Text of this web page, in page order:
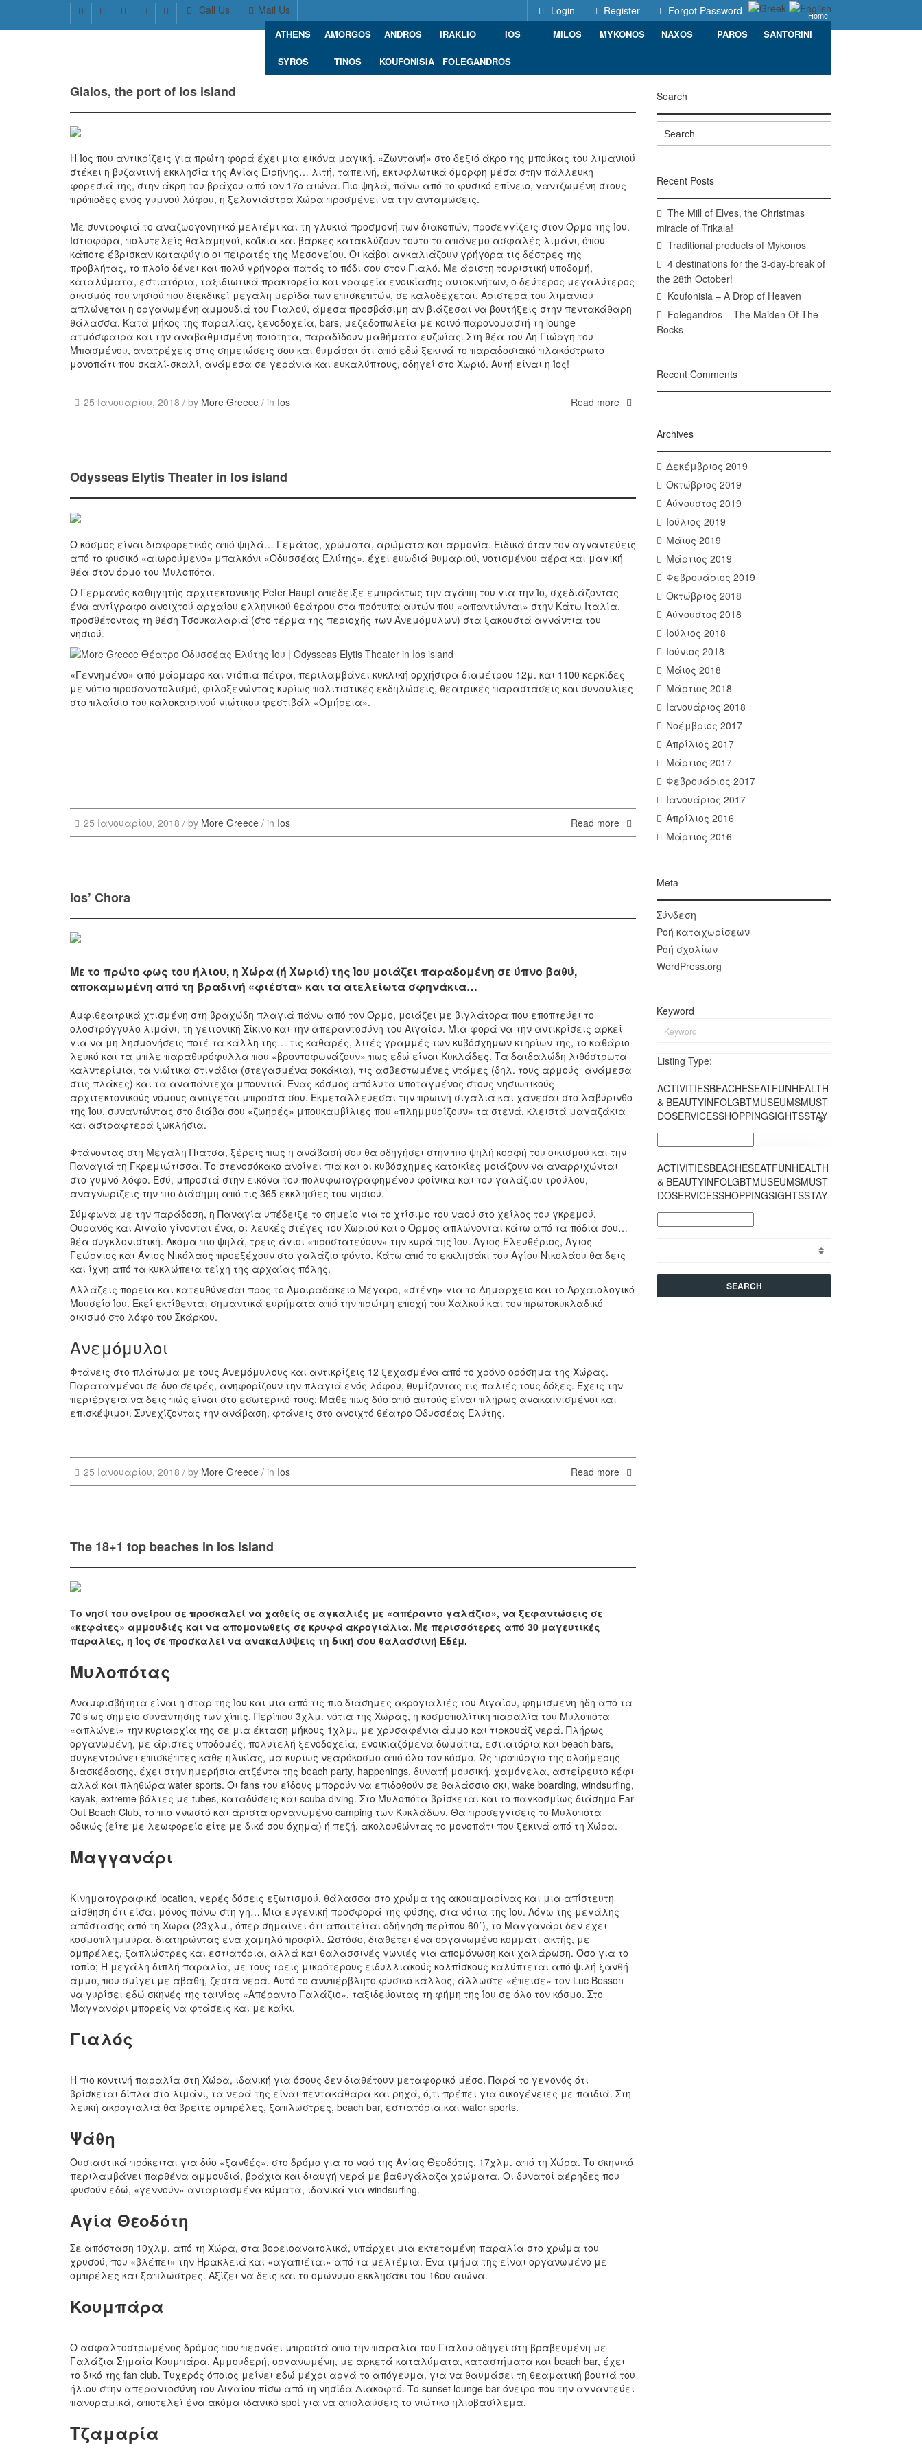
Call Us Mail Us Login Register Forgot Password
ATHENS AMORGOS ANDROS IRAKLIO IOS MILOS MYKONOS NAXOS PAROS SANTORINI
SYROS TINOS KOUFONISIA FOLEGANDROS
Gialos, the port of Ios island Home
Gialos, the port of Ios island
Η Ίος που αντικρίζεις για πρώτη φορά έχει μια εικόνα μαγική. «Ζωντανή» στο δεξιό άκρο της μπούκας του λιμανιού
στέκει η βυζαντινή εκκλησία της Αγίας Ειρήνης… λιτή, ταπεινή, εκτυφλωτικά όμορφη μέσα στην πάλλευκη
φορεσιά της, στην άκρη του βράχου από τον 17ο αιώνα. Πιο ψηλά, πάνω από το φυσικό επίνειο, γαντζωμένη στους
πρόποδες ενός γυμνού λόφου, η ξελογιάστρα Χώρα προσμένει να την ανταμώσεις.
Με συντροφιά το αναζωογονητικό μελτέμι και τη γλυκιά προσμονή των διακοπών, προσεγγίζεις στον Όρμο της Ίου.
Ιστιοφόρα, πολυτελείς θαλαμηγοί, καΐκια και βάρκες κατακλύζουν τούτο το απάνεμο ασφαλές λιμάνι, όπου
κάποτε έβρισκαν καταφύγιο οι πειρατές της Μεσογείου. Οι κάβοι αγκαλιάζουν γρήγορα τις δέστρες της
προβλήτας, το πλοίο δένει και πολύ γρήγορα πατάς το πόδι σου στον Γιαλό. Με άριστη τουριστική υποδομή,
καταλύματα, εστιατόρια, ταξιδιωτικά πρακτορεία και γραφεία ενοικίασης αυτοκινήτων, ο δεύτερος μεγαλύτερος
οικισμός του νησιού που διεκδικεί μεγάλη μερίδα των επισκεπτών, σε καλοδέχεται. Αριστερά του λιμανιού
απλώνεται η οργανωμένη αμμουδιά του Γιαλού, άμεσα προσβάσιμη αν βιάζεσαι να βουτήξεις στην πεντακάθαρη
θάλασσα. Κατά μήκος της παραλίας, ξενοδοχεία, bars, μεζεδοπωλεία με κοινό παρονομαστή τη lounge
ατμόσφαιρα και την αναβαθμισμένη ποιότητα, παραδίδουν μαθήματα ευζωίας. Στη θέα του Άη Γιώργη του
Μπασμένου, ανατρέχεις στις σημειώσεις σου και θυμάσαι ότι από εδώ ξεκινά το παραδοσιακό πλακόστρωτο
μονοπάτι που σκαλί-σκαλί, ανάμεσα σε γεράνια και ευκαλύπτους, οδηγεί στο Χωριό. Αυτή είναι η Ίος!
25 Ιανουαρίου, 2018 / by More Greece/ in Ios Read more
Odysseas Elytis Theater in Ios island
Ο κόσμος είναι διαφορετικός από ψηλά… Γεμάτος, χρώματα, αρώματα και αρμονία. Ειδικά όταν τον αγναντεύεις
από το φυσικό «αιωρούμενο» μπαλκόνι «Οδυσσέας Ελύτης», έχει ευωδιά θυμαριού, νοτισμένου αέρα και μαγική
θέα στον όρμο του Μυλοπότα.
Ο Γερμανός καθηγητής αρχιτεκτονικής Peter Haupt απέδειξε εμπράκτως την αγάπη του για την Ίο, σχεδιάζοντας
ένα αντίγραφο ανοιχτού αρχαίου ελληνικού θεάτρου στα πρότυπα αυτών που «απαντώνται» στην Κάτω Ιταλία,
προσθέτοντας τη θέση Τσουκαλαριά (στο τέρμα της περιοχής των Ανεμόμυλων) στα ξακουστά αγνάντια του
νησιού.
«Γεννημένο» από μάρμαρο και ντόπια πέτρα, περιλαμβάνει κυκλική ορχήστρα διαμέτρου 12μ. και 1100 κερκίδες
με νότιο προσανατολισμό, φιλοξενώντας κυρίως πολιτιστικές εκδηλώσεις, θεατρικές παραστάσεις και συναυλίες
στο πλαίσιο του καλοκαιρινού νιώτικου φεστιβάλ «Ομήρεια».
25 Ιανουαρίου, 2018 / by More Greece/ in Ios Read more
Ios’ Chora
Με το πρώτο φως του ήλιου, η Χώρα (ή Χωριό) της Ίου μοιάζει παραδομένη σε ύπνο βαθύ,
αποκαμωμένη από τη βραδινή «φιέστα» και τα ατελείωτα σφηνάκια…
Αμφιθεατρικά χτισμένη στη βραχώδη πλαγιά πάνω από τον Όρμο, μοιάζει με βιγλάτορα που εποπτεύει το
ολοστρόγγυλο λιμάνι, τη γειτονική Σίκινο και την απεραντοσύνη του Αιγαίου. Μια φορά να την αντικρίσεις αρκεί
για να μη λησμονήσεις ποτέ τα κάλλη της… τις καθαρές, λιτές γραμμές των κυβόσχημων κτηρίων της, το καθάριο
λευκό και τα μπλε παραθυρόφυλλα που «βροντοφωνάζουν» πως εδώ είναι Κυκλάδες. Τα δαιδαλώδη λιθόστρωτα
καλντερίμια, τα νιώτικα στιγάδια (στεγασμένα σοκάκια), τις ασβεστωμένες ντάμες (δηλ. τους αρμούς ανάμεσα
στις πλάκες) και τα αναπάντεχα μπουντιά. Ένας κόσμος απόλυτα υποταγμένος στους νησιωτικούς
αρχιτεκτονικούς νόμους ανοίγεται μπροστά σου. Εκμεταλλεύεσαι την πρωινή σιγαλιά και χάνεσαι στο λαβύρινθο
της Ίου, συναντώντας στο διάβα σου «ζωηρές» μπουκαμβίλιες που «πλημμυρίζουν» τα στενά, κλειστά μαγαζάκια
και αστραφτερά ξωκλήσια.
Φτάνοντας στη Μεγάλη Πιάτσα, ξέρεις πως η ανάβασή σου θα οδηγήσει στην πιο ψηλή κορφή του οικισμού και την
Παναγιά τη Γκρεμιώτισσα. Το στενοσόκακο ανοίγει πια και οι κυβόσχημες κατοικίες μοιάζουν να αναρριχώνται
στο γυμνό λόφο. Εσύ, μπροστά στην εικόνα του πολυφωτογραφημένου φοίνικα και του γαλάζιου τρούλου,
αναγνωρίζεις την πιο διάσημη από τις 365 εκκλησίες του νησιού.
Σύμφωνα με την παράδοση, η Παναγία υπέδειξε το σημείο για το χτίσιμο του ναού στο χείλος του γκρεμού.
Ουρανός και Αιγαίο γίνονται ένα, οι λευκές στέγες του Χωριού και ο Όρμος απλώνονται κάτω από τα πόδια σου…
θέα συγκλονιστική. Ακόμα πιο ψηλά, τρεις άγιοι «προστατεύουν» την κυρά της Ίου. Άγιος Ελευθέριος, Άγιος
Γεώργιος και Άγιος Νικόλαος προεξέχουν στο γαλάζιο φόντο. Κάτω από το εκκλησάκι του Αγίου Νικολάου θα δεις
και ίχνη από τα κυκλώπεια τείχη της αρχαίας πόλης.
Αλλάζεις πορεία και κατευθύνεσαι προς το Αμοιραδάκειο Μέγαρο, «στέγη» για το Δημαρχείο και το Αρχαιολογικό
Μουσείο Ίου. Εκεί εκτίθενται σημαντικά ευρήματα από την πρώιμη εποχή του Χαλκού και τον πρωτοκυκλαδικό
οικισμό στο λόφο του Σκάρκου.
Ανεμόμυλοι
Φτάνεις στο πλάτωμα με τους Ανεμόμυλους και αντικρίζεις 12 ξεχασμένα από το χρόνο ορόσημα της Χώρας.
Παραταγμένοι σε δυο σειρές, ανηφορίζουν την πλαγιά ενός λόφου, θυμίζοντας τις παλιές τους δόξες. Έχεις την
περιέργεια να δεις πώς είναι στο εσωτερικό τους; Μάθε πως δύο από αυτούς είναι πλήρως ανακαινισμένοι και
επισκέψιμοι. Συνεχίζοντας την ανάβαση, φτάνεις στο ανοιχτό θέατρο Οδυσσέας Ελύτης.
25 Ιανουαρίου, 2018 / by More Greece/ in Ios Read more
The 18+1 top beaches in Ios island
Το νησί του ονείρου σε προσκαλεί να χαθείς σε αγκαλιές με «απέραντο γαλάζιο», να ξεφαντώσεις σε
«κεφάτες» αμμουδιές και να απομονωθείς σε κρυφά ακρογιάλια. Με περισσότερες από 30 μαγευτικές
παραλίες, η Ίος σε προσκαλεί να ανακαλύψεις τη δική σου θαλασσινή Εδέμ.
Μυλοπότας
Αναμφισβήτητα είναι η σταρ της Ίου και μια από τις πιο διάσημες ακρογιαλιές του Αιγαίου, φημισμένη ήδη από τα
70’s ως σημείο συνάντησης των χίπις. Περίπου 3χλμ. νότια της Χώρας, η κοσμοπολίτικη παραλία του Μυλοπότα
«απλώνει» την κυριαρχία της σε μια έκταση μήκους 1χλμ., με χρυσαφένια άμμο και τιρκουάζ νερά. Πλήρως
οργανωμένη, με άριστες υποδομές, πολυτελή ξενοδοχεία, ενοικιαζόμενα δωμάτια, εστιατόρια και beach bars,
συγκεντρώνει επισκέπτες κάθε ηλικίας, μα κυρίως νεαρόκοσμο από όλο τον κόσμο. Ως προπύργιο της ολοήμερης
διασκέδασης, έχει στην ημερήσια ατζέντα της beach party, happenings, δυνατή μουσική, χαμόγελα, αστείρευτο κέφι
αλλά και πληθώρα water sports. Οι fans του είδους μπορούν να επιδοθούν σε θαλάσσιο σκι, wake boarding, windsurfing,
kayak, extreme βόλτες με tubes, καταδύσεις και scuba diving. Στο Μυλοπότα βρίσκεται και το παγκοσμίως διάσημο Far
Out Beach Club, το πιο γνωστό και άριστα οργανωμένο camping των Κυκλάδων. Θα προσεγγίσεις το Μυλοπότα
οδικώς (είτε με λεωφορείο είτε με δικό σου όχημα) ή πεζή, ακολουθώντας το μονοπάτι που ξεκινά από τη Χώρα.
Μαγγανάρι
Κινηματογραφικό location, γερές δόσεις εξωτισμού, θάλασσα στο χρώμα της ακουαμαρίνας και μια απίστευτη
αίσθηση ότι είσαι μόνος πάνω στη γη… Μια ευγενική προσφορά της φύσης, στα νότια της Ίου. Λόγω της μεγάλης
απόστασης από τη Χώρα (23χλμ., όπερ σημαίνει ότι απαιτείται οδήγηση περίπου 60΄), το Μαγγανάρι δεν έχει
κοσμοπλημμύρα, διατηρώντας ένα χαμηλό προφίλ. Ωστόσο, διαθέτει ένα οργανωμένο κομμάτι ακτής, με
ομπρέλες, ξαπλώστρες και εστιατόρια, αλλά και θαλασσινές γωνιές για απομόνωση και χαλάρωση. Όσο για το
τοπίο; Η μεγάλη διπλή παραλία, με τους τρεις μικρότερους ειδυλλιακούς κολπίσκους καλύπτεται από ψιλή ξανθή
άμμο, που σμίγει με αβαθή, ζεστά νερά. Αυτό το ανυπέρβλητο φυσικό κάλλος, άλλωστε «έπεισε» τον Luc Besson
να γυρίσει εδώ σκηνές της ταινίας «Απέραντο Γαλάζιο», ταξιδεύοντας τη φήμη της Ίου σε όλο τον κόσμο. Στο
Μαγγανάρι μπορείς να φτάσεις και με καΐκι.
Γιαλός
Η πιο κοντινή παραλία στη Χώρα, ιδανική για όσους δεν διαθέτουν μεταφορικό μέσο. Παρά το γεγονός ότι
βρίσκεται δίπλα στο λιμάνι, τα νερά της είναι πεντακάθαρα και ρηχά, ό,τι πρέπει για οικογένειες με παιδιά. Στη
λευκή ακρογιαλιά θα βρείτε ομπρέλες, ξαπλώστρες, beach bar, εστιατόρια και water sports.
Ψάθη
Ουσιαστικά πρόκειται για δύο «ξανθές», στο δρόμο για το ναό της Αγίας Θεοδότης, 17χλμ. από τη Χώρα. Το σκηνικό
περιλαμβάνει παρθένα αμμουδιά, βράχια και διαυγή νερά με βαθυγάλαζα χρώματα. Οι δυνατοί αέρηδες που
φυσούν εδώ, «γεννούν» ανταριασμένα κύματα, ιδανικά για windsurfing.
Αγία Θεοδότη
Σε απόσταση 10χλμ. από τη Χώρα, στα βορειοανατολικά, υπάρχει μια εκτεταμένη παραλία στο χρώμα του
χρυσού, που «βλέπει» την Ηρακλειά και «αγαπιέται» από τα μελτέμια. Ένα τμήμα της είναι οργανωμένο με
ομπρέλες και ξαπλώστρες. Αξίζει να δεις και το ομώνυμο εκκλησάκι του 16ου αιώνα.
Κουμπάρα
Ο ασφαλτοστρωμένος δρόμος που περνάει μπροστά από την παραλία του Γιαλού οδηγεί στη βραβευμένη με
Γαλάζια Σημαία Κουμπάρα. Αμμουδερή, οργανωμένη, με αρκετά καταλύματα, καταστήματα και beach bar, έχει
το δικό της fan club. Τυχερός όποιος μείνει εδώ μέχρι αργά το απόγευμα, για να θαυμάσει τη θεαματική βουτιά του
ήλιου στην απεραντοσύνη του Αιγαίου πίσω από τη νησίδα Διακοφτό. Το sunset lounge bar όνειρο που την αγναντεύει
πανοραμικά, αποτελεί ένα ακόμα ιδανικό spot για να απολαύσεις το νιώτικο ηλιοβασίλεμα.
Τζαμαρία
Search
Recent Posts
The Mill of Elves, the Christmas
miracle of Trikala!
Traditional products of Mykonos
4 destinations for the 3-day-break of
the 28th October!
Koufonisia – A Drop of Heaven
Folegandros – The Maiden Of The
Rocks
Recent Comments
Archives
Δεκέμβριος 2019
Οκτώβριος 2019
Αύγουστος 2019
Ιούλιος 2019
Μάιος 2019
Μάρτιος 2019
Φεβρουάριος 2019
Οκτώβριος 2018
Αύγουστος 2018
Ιούλιος 2018
Ιούνιος 2018
Μάιος 2018
Μάρτιος 2018
Ιανουάριος 2018
Νοέμβριος 2017
Απρίλιος 2017
Μάρτιος 2017
Φεβρουάριος 2017
Ιανουάριος 2017
Απρίλιος 2016
Μάρτιος 2016
Meta
Σύνδεση
Ροή καταχωρίσεων
Ροή σχολίων
WordPress.org
Keyword
Listing Type:
ACTIVITIESBEACHESEATFUNHEALTH
& BEAUTYINFOLGBTMUSEUMSMUST
DOSERVICESSHOPPINGSIGHTSSTAY
ACTIVITIESBEACHESEATFUNHEALTH
& BEAUTYINFOLGBTMUSEUMSMUST
DOSERVICESSHOPPINGSIGHTSSTAY